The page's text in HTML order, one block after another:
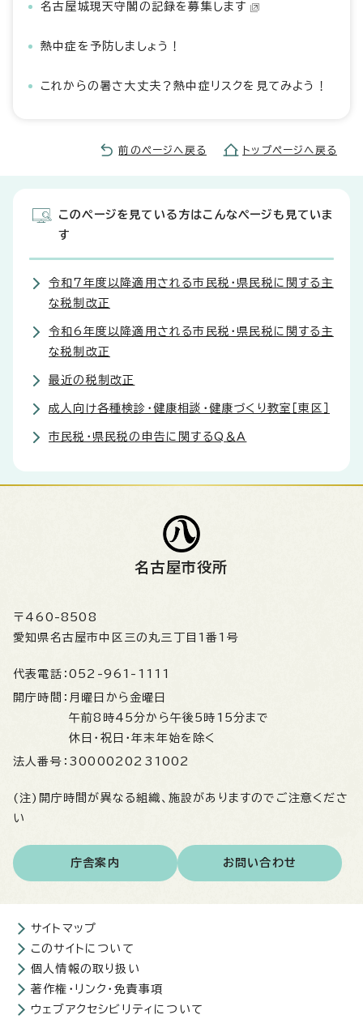
名古屋城現天守閣の記録を募集します
熱中症を予防しましょう！
これからの暑さ大丈夫？熱中症リスクを見てみよう！
前のページへ戻る トップページへ戻る
このページを見ている方はこんなページも見ていま
す
令和7年度以降適用される市民税・県民税に関する主
な税制改正
令和6年度以降適用される市民税・県民税に関する主
な税制改正
最近の税制改正
成人向け各種検診・健康相談・健康づくり教室［東区］
市民税・県民税の申告に関するQ＆A
名古屋市役所
〒460-8508
愛知県名古屋市中区三の丸三丁目1番1号
代表電話： 052-961-1111
開庁時間： 月曜日から金曜日
午前8時45分から午後5時15分まで
休日・祝日・年末年始を除く
法人番号： 3000020231002
(注)開庁時間が異なる組織、施設がありますのでご注意くださ
い
庁舎案内 お問い合わせ
サイトマップ
このサイトについて
個人情報の取り扱い
著作権・リンク・免責事項
ウェブアクセシビリティについて